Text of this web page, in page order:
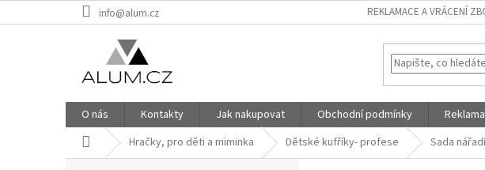
na
info@alum.cz REKLAMACE A VRÁCENÍ
O nás Kontakty Jak nakupovat Obchodní podmínky
Domů Hračky, pro děti a miminka Dětské kufříky- profese Sada